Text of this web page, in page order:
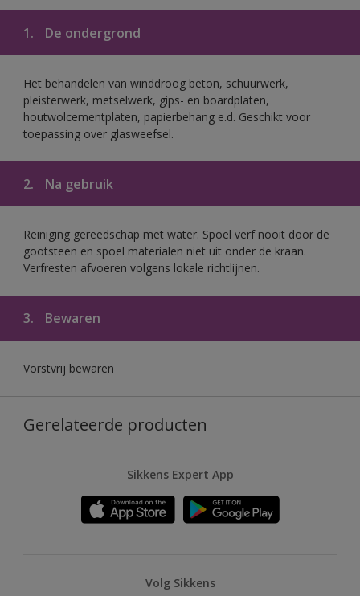
1. De ondergrond
Het behandelen van winddroog beton, schuurwerk,
pleisterwerk, metselwerk, gips- en boardplaten,
houtwolcementplaten, papierbehang e.d. Geschikt voor
toepassing over glasweefsel.
2. Na gebruik
Reiniging gereedschap met water. Spoel verf nooit door de
gootsteen en spoel materialen niet uit onder de kraan.
Verfresten afvoeren volgens lokale richtlijnen.
3. Bewaren
Vorstvrij bewaren
Gerelateerde producten
Sikkens Expert App
Volg Sikkens